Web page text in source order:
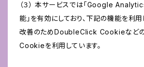
（３） 本サービスでは「Google
能」を有効にしており、下記の機能を利用
改善のためDoubleClick Cookieなどの
Cookieを利用しています。